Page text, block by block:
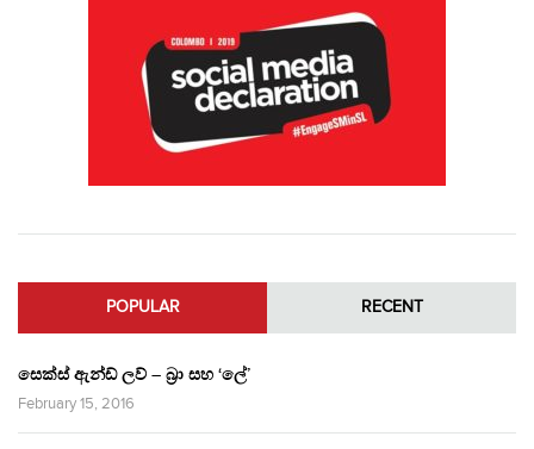
POPULAR RECENT
සෙක්ස් ඇන්ඩ් ලව් – බ්‍රා සහ ‘ලේ’
February 15, 2016